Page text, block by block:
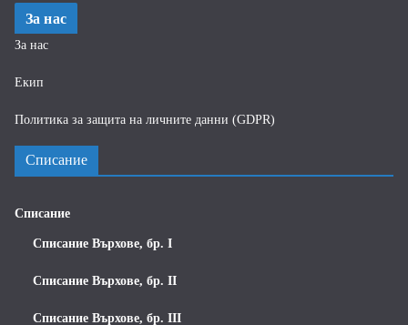
За нас
За нас
Екип
Политика за защита на личните данни (GDPR)
Списание
Списание
Списание Върхове, бр. I
Списание Върхове, бр. II
Списание Върхове, бр. III